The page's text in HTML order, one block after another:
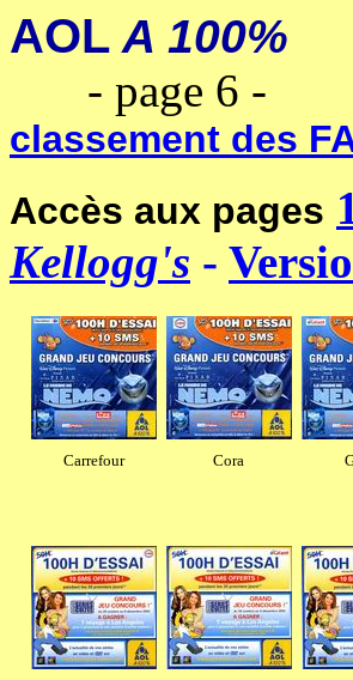
AOL A 100%
- page 6 -
classement des
Accès aux pages
Kellogg's -
Carrefour Cora